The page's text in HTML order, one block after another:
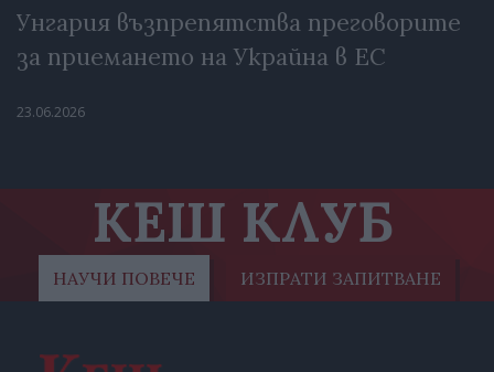
Унгария възпрепятства преговорите
за приемането на Украйна в ЕС
23.06.2026
КЕШ КЛУБ
НАУЧИ ПОВЕЧЕ ИЗПРАТИ ЗАПИТВАНЕ